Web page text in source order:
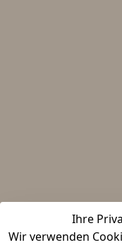
Ihre
Wir verwenden